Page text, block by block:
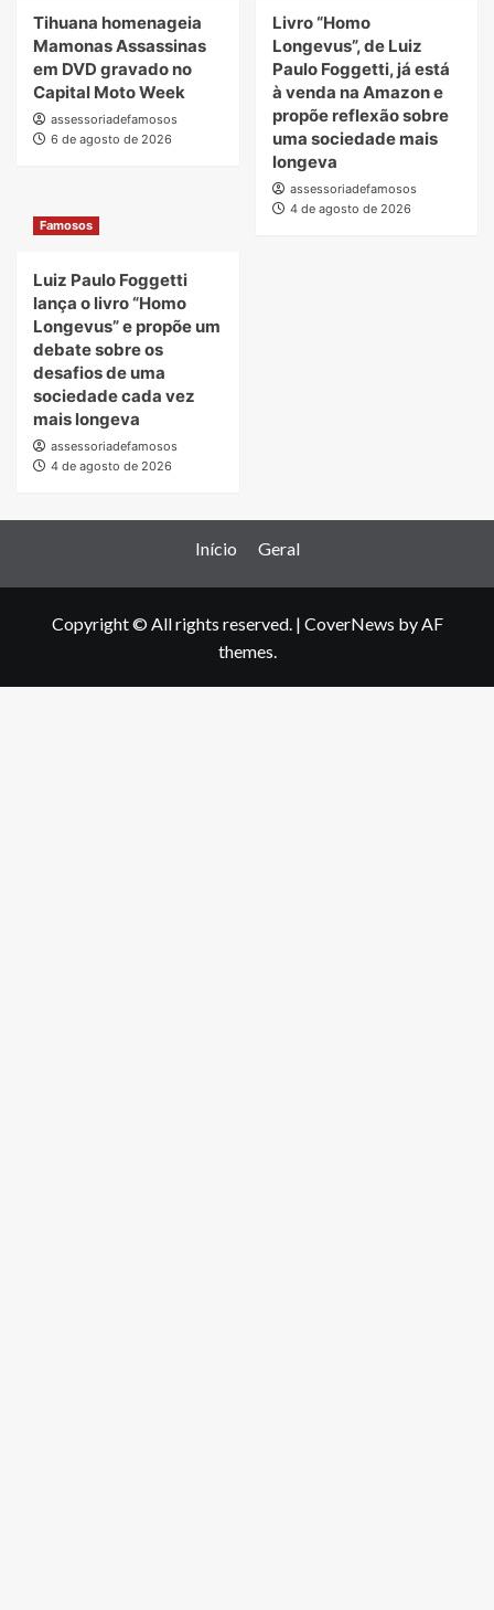
Tihuana homenageia
Mamonas Assassinas
em DVD gravado no
Capital Moto Week
assessoriadefamosos
6 de agosto de 2026
Livro “Homo
Longevus”, de Luiz
Paulo Foggetti, já está
à venda na Amazon e
propõe reflexão sobre
uma sociedade mais
longeva
assessoriadefamosos
4 de agosto de 2026
Famosos
Luiz Paulo Foggetti
lança o livro “Homo
Longevus” e propõe um
debate sobre os
desafios de uma
sociedade cada vez
mais longeva
assessoriadefamosos
4 de agosto de 2026
Início Geral
Copyright © All rights reserved. | CoverNews by AF
themes.